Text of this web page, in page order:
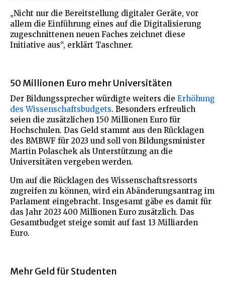
„Nicht nur die Bereitstellung digitaler Geräte, vor
allem die Einführung eines auf die Digitalisierung
zugeschnittenen neuen Faches zeichnet diese
Initiative aus“, erklärt Taschner.
50 Millionen Euro mehr Universitäten
Der Bildungssprecher würdigte weiters die Erhöhung
des Wissenschaftsbudgets. Besonders erfreulich
seien die zusätzlichen 150 Millionen Euro für
Hochschulen. Das Geld stammt aus den Rücklagen
des BMBWF für 2023 und soll von Bildungsminister
Martin Polaschek als Unterstützung an die
Universitäten vergeben werden.
Um auf die Rücklagen des Wissenschaftsressorts
zugreifen zu können, wird ein Abänderungsantrag im
Parlament eingebracht. Insgesamt gäbe es damit für
das Jahr 2023 400 Millionen Euro zusätzlich. Das
Gesamtbudget steige somit auf fast 13 Milliarden
Euro.
Mehr Geld für Studenten